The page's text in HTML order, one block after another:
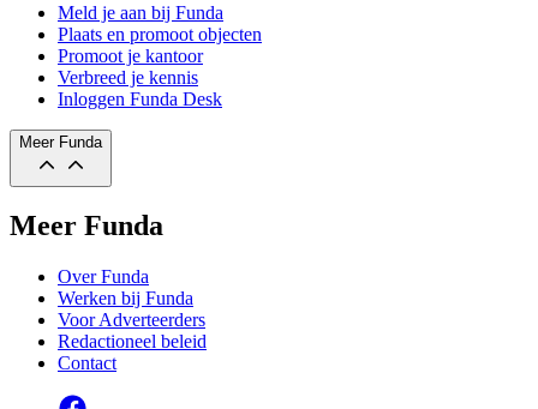
Meld je aan bij Funda
Plaats en promoot objecten
Promoot je kantoor
Verbreed je kennis
Inloggen Funda Desk
Meer Funda
Meer Funda
Over Funda
Werken bij Funda
Voor Adverteerders
Redactioneel beleid
Contact